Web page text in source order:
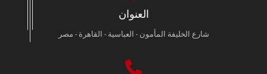
العنوان
شارع الخليفة المأمون - العباسية - القاهرة - مصر